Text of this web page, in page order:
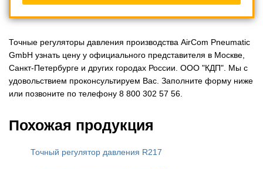
Точные регуляторы давления производства AirCom Pneumatic
GmbH узнать цену у официального представителя в Москве,
Санкт-Петербурге и других городах России. ООО "КДП". Мы с
удовольствием проконсультируем Вас. Заполните форму ниже
или позвоните по телефону 8 800 302 57 56.
Похожая продукция
Точный регулятор давления R217